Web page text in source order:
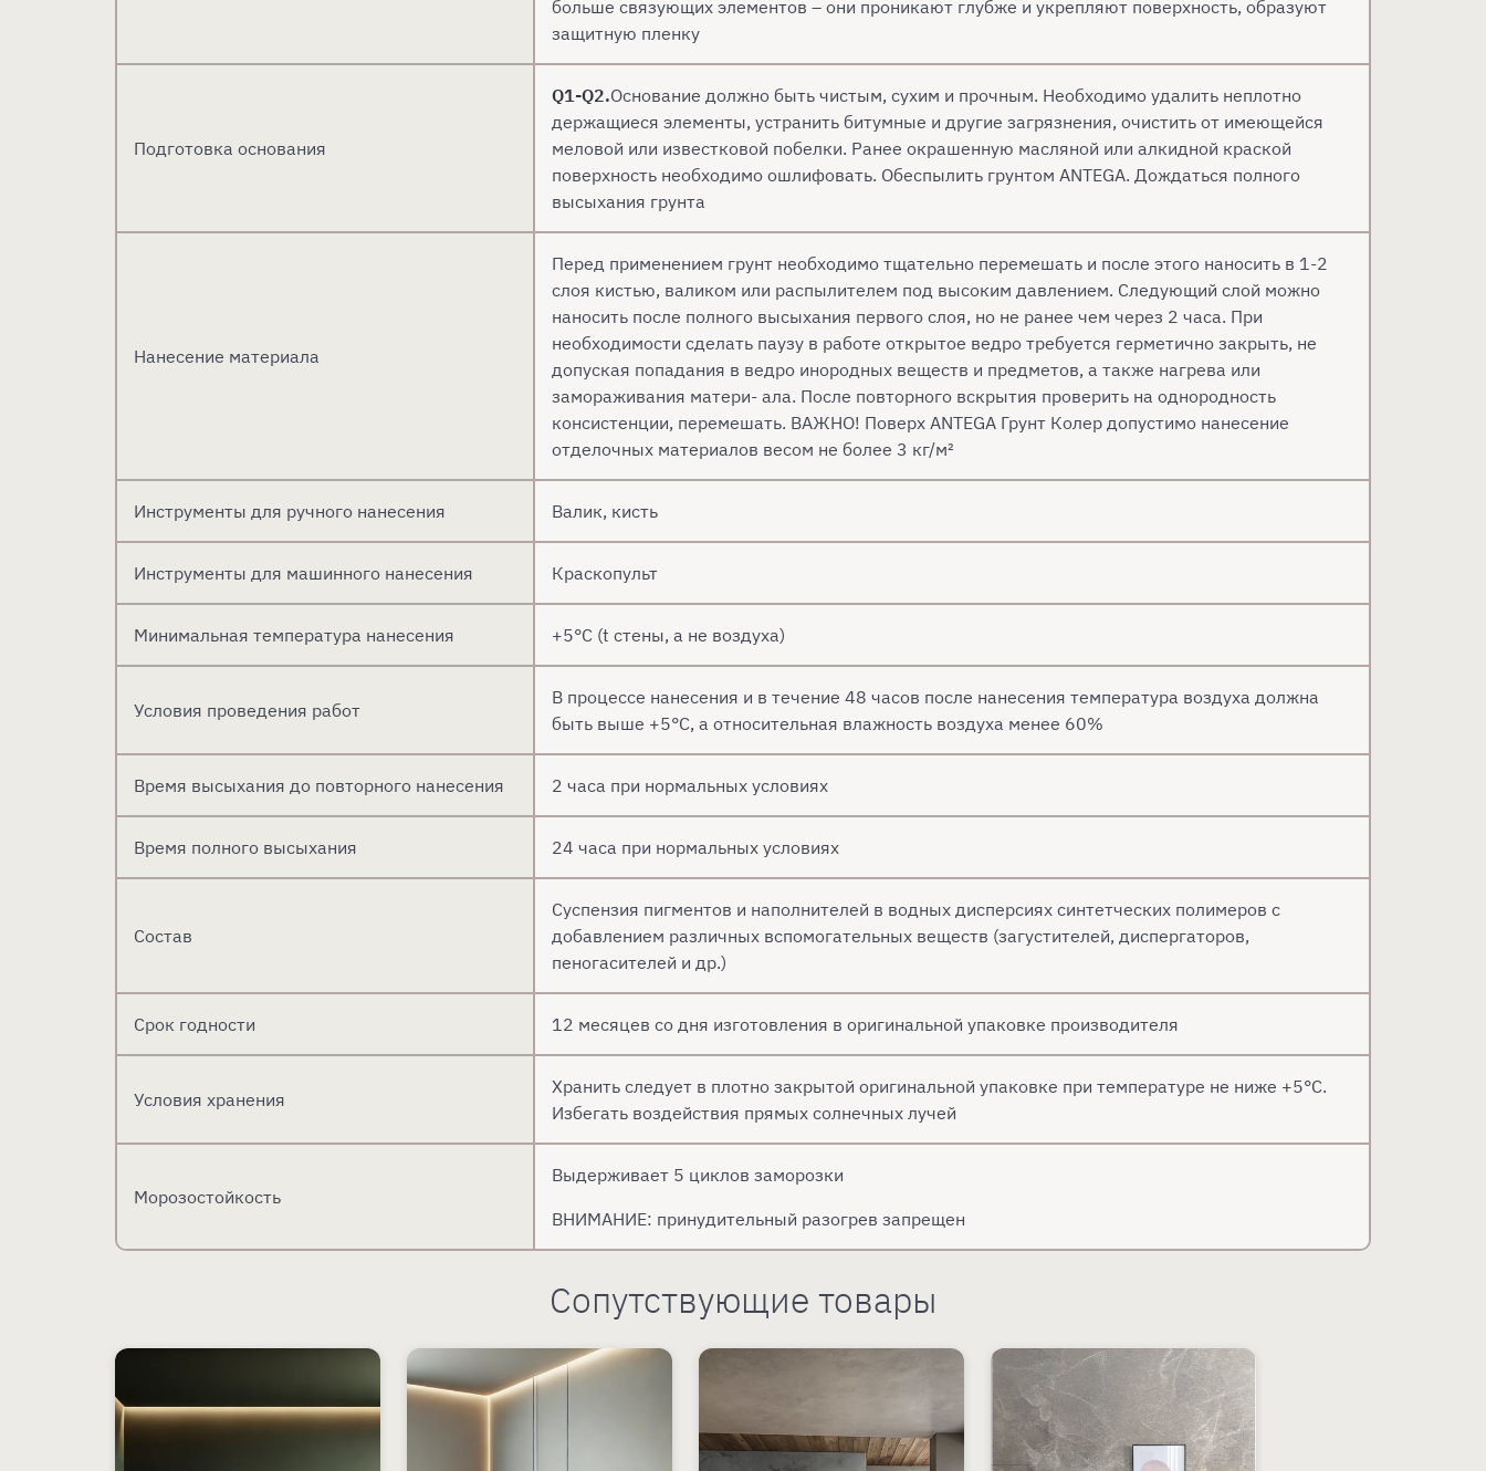
больше связующих элементов – они проникают глубже и укрепляют поверхность, образуют
защитную пленку
Подготовка основания
Q1-Q2.Основание должно быть чистым, сухим и прочным. Необходимо удалить неплотно
держащиеся элементы, устранить битумные и другие загрязнения, очистить от имеющейся
меловой или известковой побелки. Ранее окрашенную масляной или алкидной краской
поверхность необходимо ошлифовать. Обеспылить грунтом ANTEGA. Дождаться полного
высыхания грунта
Нанесение материала
Перед применением грунт необходимо тщательно перемешать и после этого наносить в 1-2
слоя кистью, валиком или распылителем под высоким давлением. Следующий слой можно
наносить после полного высыхания первого слоя, но не ранее чем через 2 часа. При
необходимости сделать паузу в работе открытое ведро требуется герметично закрыть, не
допуская попадания в ведро инородных веществ и предметов, а также нагрева или
замораживания матери- ала. После повторного вскрытия проверить на однородность
консистенции, перемешать. ВАЖНО! Поверх ANTEGA Грунт Колер допустимо нанесение
отделочных материалов весом не более 3 кг/м²
Инструменты для ручного нанесения Валик, кисть
Инструменты для машинного нанесения Краскопульт
Минимальная температура нанесения +5°C (t стены, а не воздуха)
Условия проведения работ
В процессе нанесения и в течение 48 часов после нанесения температура воздуха должна
быть выше +5°С, а относительная влажность воздуха менее 60%
Время высыхания до повторного нанесения 2 часа при нормальных условиях
Время полного высыхания 24 часа при нормальных условиях
Состав
Суспензия пигментов и наполнителей в водных дисперсиях синтетческих полимеров с
добавлением различных вспомогательных веществ (загустителей, диспергаторов,
пеногасителей и др.)
Срок годности 12 месяцев со дня изготовления в оригинальной упаковке производителя
Условия хранения
Хранить следует в плотно закрытой оригинальной упаковке при температуре не ниже +5°С.
Избегать воздействия прямых солнечных лучей
Морозостойкость
Выдерживает 5 циклов заморозки
ВНИМАНИЕ: принудительный разогрев запрещен
Сопутствующие товары